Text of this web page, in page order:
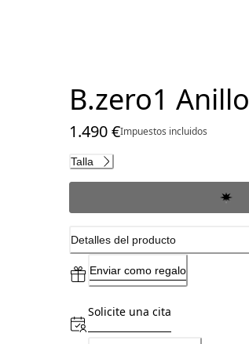
B.zero1 Anillo
1.490 €
Precio actual 1.490 €
Impuestos incluidos
Talla
Detalles del producto
Enviar como regalo
Solicite una cita